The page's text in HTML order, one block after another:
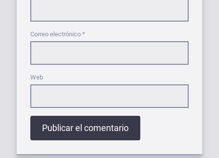
Correo electrónico *
Web